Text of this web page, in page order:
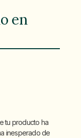
en
tu producto ha
inesperado de